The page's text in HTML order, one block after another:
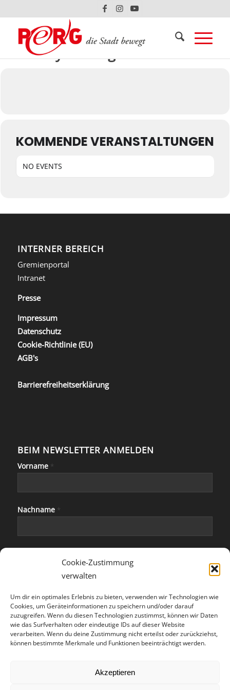
Cookie-Zustimmung
verwalten
Um dir ein optimales Erlebnis zu bieten, verwenden wir Technologien wie
Cookies, um Geräteinformationen zu speichern und/oder darauf
zuzugreifen. Wenn du diesen Technologien zustimmst, können wir Daten
wie das Surfverhalten oder eindeutige IDs auf dieser Website
verarbeiten. Wenn du deine Zustimmung nicht erteilst oder zurückziehst,
können bestimmte Merkmale und Funktionen beeinträchtigt werden.
Akzeptieren
Events by this organizer
KOMMENDE VERANSTALTUNGEN
NO EVENTS
INTERNER BEREICH
Gremienportal
Intranet
Presse
Impressum
Datenschutz
Cookie-Richtlinie (EU)
AGB's
Barrierefreiheitserklärung
BEIM NEWSLETTER ANMELDEN
Vorname *
Nachname *